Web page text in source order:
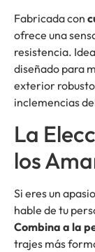
Fabricada con
ofrece una
resistencia.
diseñado para
exterior
inclemencias
La
los
Si eres un
hable de tu
Combina a la
trajes más